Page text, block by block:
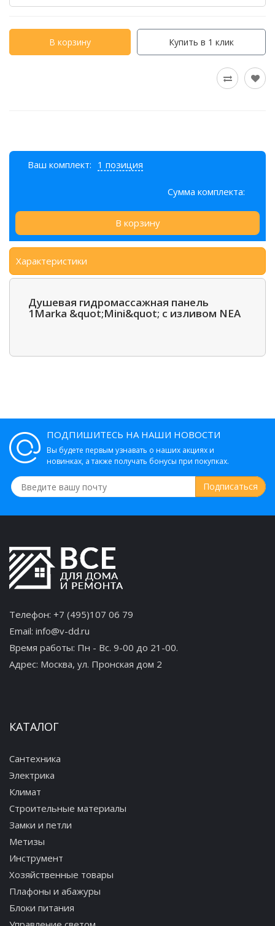
В корзину Купить в 1 клик
Ваш комплект: 1 позиция
Сумма комплекта:
В корзину
Характеристики
Душевая гидромассажная панель
1Marka &quot;Mini&quot; с изливом NEA
ПОДПИШИТЕСЬ НА НАШИ НОВОСТИ
Вы будете первым узнавать о наших акциях и
новинках, а также получать бонусы при покупках.
Телефон: +7 (495)107 06 79
Email: info@v-dd.ru
Время работы: Пн - Вс. 9-00 до 21-00.
Адрес: Москва, ул. Пронская дом 2
КАТАЛОГ
Сантехника
Электрика
Климат
Строительные материалы
Замки и петли
Метизы
Инструмент
Хозяйственные товары
Плафоны и абажуры
Блоки питания